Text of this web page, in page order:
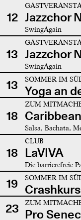
12 Jazzchor
SwingAgain
13 Jazzchor
SwingAgain
13 SOMMER IM
Yoga an
18
ZUM
Salsa, Bachata,
18
CLUB
LaVIVA
Die barrierefreie
19 SOMMER IM
23
ZUM
Pro